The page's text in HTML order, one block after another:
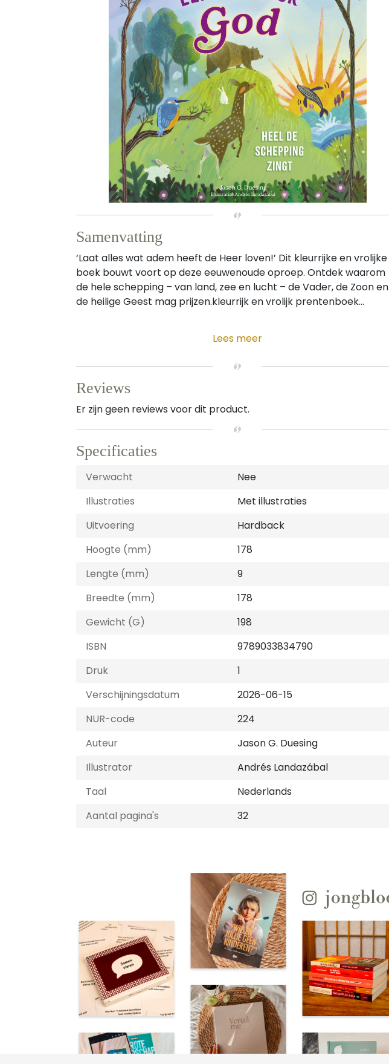
Samenvatting
‘Laat alles wat adem heeft de Heer loven!’ Dit kleurrijke en vrolijke
boek bouwt voort op deze eeuwenoude oproep. Ontdek waarom
de hele schepping – van land, zee en lucht – de Vader, de Zoon en
de heilige Geest mag prijzen.kleurrijk en vrolijk prentenboek...
Lees meer
Reviews
Er zijn geen reviews voor dit product.
Specificaties
Verwacht
Nee
Illustraties
Met illustraties
Uitvoering
Hardback
Hoogte (mm)
178
Lengte (mm)
9
Breedte (mm)
178
Gewicht (G)
198
ISBN
9789033834790
Druk
1
Verschijningsdatum
2026-06-15
NUR-code
224
Auteur
Jason G. Duesing
Illustrator
Andrés Landazábal
Taal
Nederlands
Aantal pagina's
32